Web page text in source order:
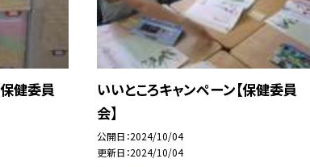
健委員
いいところキャンペーン【保健委員
会】
公開日 2024/10/04
更新日 2024/10/04